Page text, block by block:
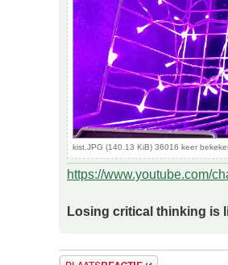
kist.JPG (140.13 KiB) 36016 keer
https://www.youtube.com/
Losing critical thinking is
Plaats een reactie